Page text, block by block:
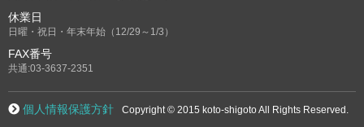
休業日
日曜・祝日・年末年始（12/29～1/3）
FAX番号
共通:03-3637-2351
個人情報保護方針 Copyright © 2015 koto-shigoto All Rights Reserved.